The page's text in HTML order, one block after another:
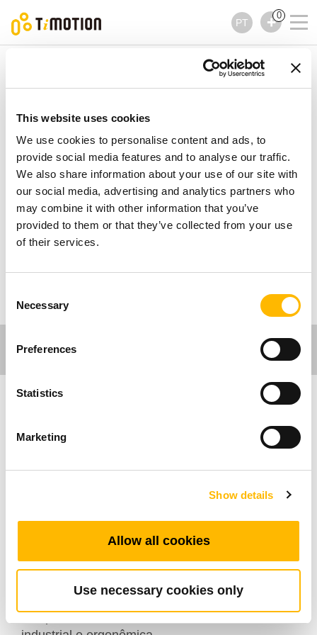
This website uses cookies
We use cookies to personalise content and ads, to
provide social media features and to analyse our traffic.
We also share information about your use of our site with
our social media, advertising and analytics partners who
may combine it with other information that you’ve
provided to them or that they’ve collected from your use
of their services.
Selection
Necessary
Preferences
Statistics
Marketing
Show details
Allow all cookies
Use necessary cookies only
PT
0
TL26H Series
Colunas
sustenta uma capacidade de elevação de até
consoles, bancadas de trabalho, estações de
trabalho industriais, bancadas industriais e
quaisquer outras aplicações que exijam uma
capacidade de carga elevada. Além disso, é